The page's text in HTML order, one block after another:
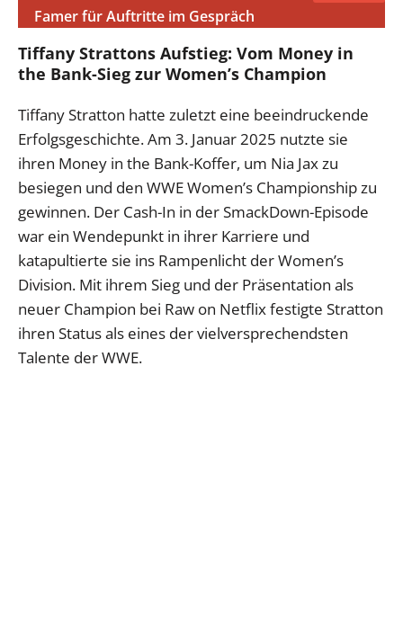
Famer für Auftritte im Gespräch
Tiffany Strattons Aufstieg: Vom Money in
the Bank-Sieg zur Women’s Champion
Tiffany Stratton hatte zuletzt eine beeindruckende
Erfolgsgeschichte. Am 3. Januar 2025 nutzte sie
ihren Money in the Bank-Koffer, um Nia Jax zu
besiegen und den WWE Women’s Championship zu
gewinnen. Der Cash-In in der SmackDown-Episode
war ein Wendepunkt in ihrer Karriere und
katapultierte sie ins Rampenlicht der Women’s
Division. Mit ihrem Sieg und der Präsentation als
neuer Champion bei Raw on Netflix festigte Stratton
ihren Status als eines der vielversprechendsten
Talente der WWE.